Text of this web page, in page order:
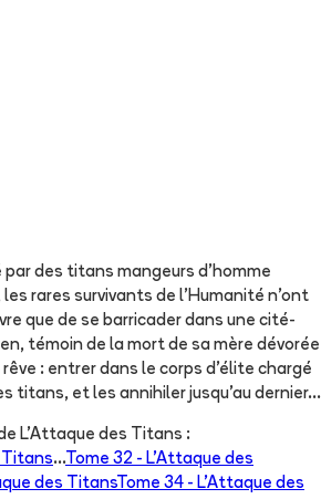
par des titans mangeurs d’homme
les rares survivants de l’Humanité n’ont
que de se barricader dans une cité-
témoin de la mort de sa mère dévorée
: entrer dans le corps d’élite chargé
titans, et les annihiler jusqu'au dernier…
L'Attaque des Titans :
Titans...Tome 32 - L'Attaque des
des TitansTome 34 - L'Attaque des